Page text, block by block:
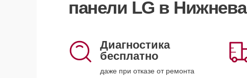
панели LG в
Диагностика
бесплатно
даже при отказе от ремонта